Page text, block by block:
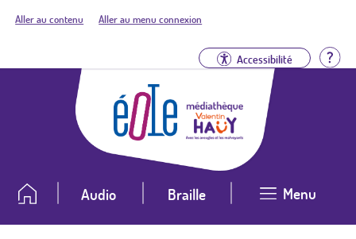
Aller au contenu Aller au menu connexion
Accessibilité
Audio Braille Menu